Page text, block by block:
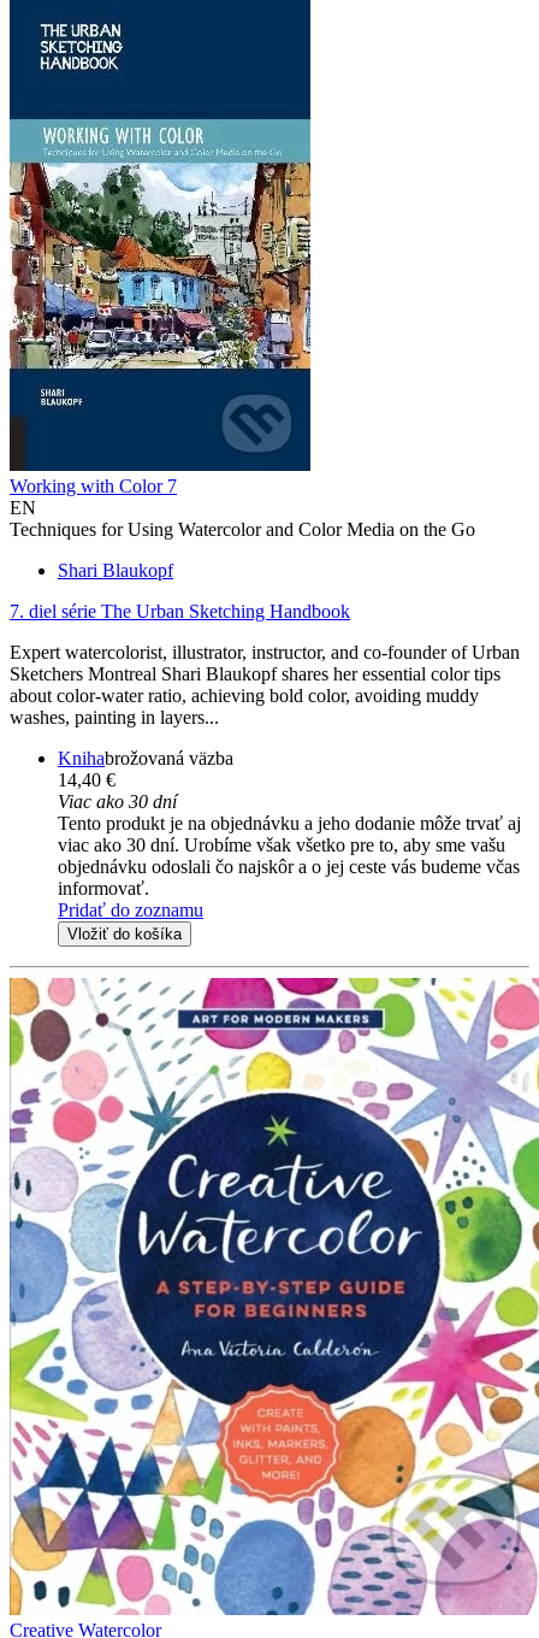
Working with Color 7
EN
Techniques for Using Watercolor and Color Media on the Go
Shari Blaukopf
7. diel série The Urban Sketching Handbook
Expert watercolorist, illustrator, instructor, and co-founder of Urban
Sketchers Montreal Shari Blaukopf shares her essential color tips
about color-water ratio, achieving bold color, avoiding muddy
washes, painting in layers...
Knihabrožovaná väzba
14,40 €
Viac ako 30 dní
Tento produkt je na objednávku a jeho dodanie môže trvať aj
viac ako 30 dní. Urobíme však všetko pre to, aby sme vašu
objednávku odoslali čo najskôr a o jej ceste vás budeme včas
informovať.
Pridať do zoznamu
Vložiť do košíka
Creative Watercolor